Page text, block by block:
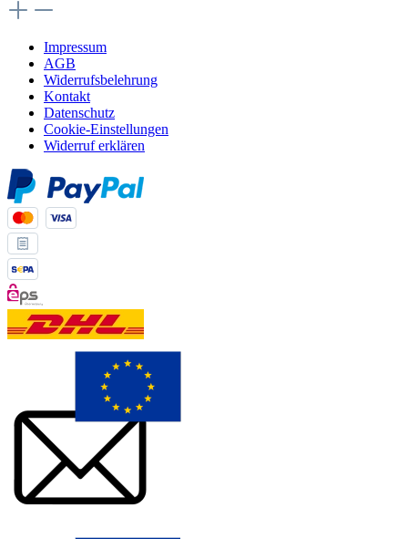
Impressum
AGB
Widerrufsbelehrung
Kontakt
Datenschutz
Cookie-Einstellungen
Widerruf erklären